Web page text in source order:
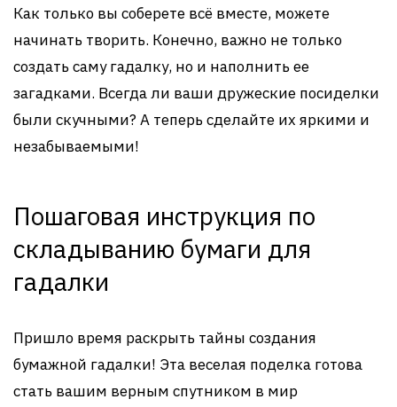
Как только вы соберете всё вместе, можете
начинать творить. Конечно, важно не только
создать саму гадалку, но и наполнить ее
загадками. Всегда ли ваши дружеские посиделки
были скучными? А теперь сделайте их яркими и
незабываемыми!
Пошаговая инструкция по
складыванию бумаги для
гадалки
Пришло время раскрыть тайны создания
бумажной гадалки! Эта веселая поделка готова
стать вашим верным спутником в мир